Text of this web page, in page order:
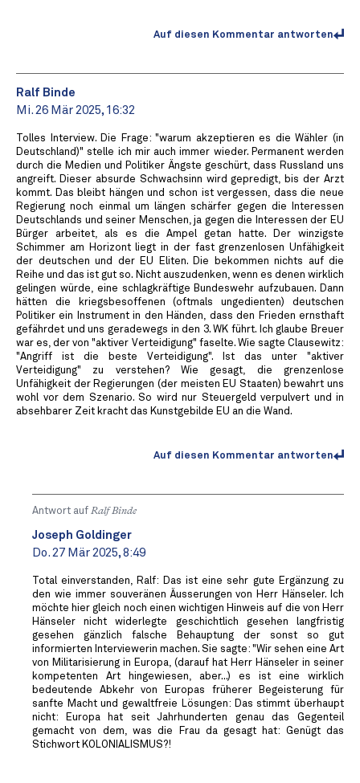
Auf diesen Kommentar antworten
Ralf Binde
Mi. 26 Mär 2025, 16:32
Tolles Interview. Die Frage: "warum akzeptieren es die Wähler (in
Deutschland)" stelle ich mir auch immer wieder. Permanent werden
durch die Medien und Politiker Ängste geschürt, dass Russland uns
angreift. Dieser absurde Schwachsinn wird gepredigt, bis der Arzt
kommt. Das bleibt hängen und schon ist vergessen, dass die neue
Regierung noch einmal um längen schärfer gegen die Interessen
Deutschlands und seiner Menschen, ja gegen die Interessen der EU
Bürger arbeitet, als es die Ampel getan hatte. Der winzigste
Schimmer am Horizont liegt in der fast grenzenlosen Unfähigkeit
der deutschen und der EU Eliten. Die bekommen nichts auf die
Reihe und das ist gut so. Nicht auszudenken, wenn es denen wirklich
gelingen würde, eine schlagkräftige Bundeswehr aufzubauen. Dann
hätten die kriegsbesoffenen (oftmals ungedienten) deutschen
Politiker ein Instrument in den Händen, dass den Frieden ernsthaft
gefährdet und uns geradewegs in den 3. WK führt. Ich glaube Breuer
war es, der von "aktiver Verteidigung" faselte. Wie sagte Clausewitz:
"Angriff ist die beste Verteidigung". Ist das unter "aktiver
Verteidigung" zu verstehen? Wie gesagt, die grenzenlose
Unfähigkeit der Regierungen (der meisten EU Staaten) bewahrt uns
wohl vor dem Szenario. So wird nur Steuergeld verpulvert und in
absehbarer Zeit kracht das Kunstgebilde EU an die Wand.
Auf diesen Kommentar antworten
Antwort auf Ralf Binde
Joseph Goldinger
Do. 27 Mär 2025, 8:49
Total einverstanden, Ralf: Das ist eine sehr gute Ergänzung zu
den wie immer souveränen Äusserungen von Herr Hänseler. Ich
möchte hier gleich noch einen wichtigen Hinweis auf die von Herr
Hänseler nicht widerlegte geschichtlich gesehen langfristig
gesehen gänzlich falsche Behauptung der sonst so gut
informierten Interviewerin machen. Sie sagte: "Wir sehen eine Art
von Militarisierung in Europa, (darauf hat Herr Hänseler in seiner
kompetenten Art hingewiesen, aber...) es ist eine wirklich
bedeutende Abkehr von Europas früherer Begeisterung für
sanfte Macht und gewaltfreie Lösungen: Das stimmt überhaupt
nicht: Europa hat seit Jahrhunderten genau das Gegenteil
gemacht von dem, was die Frau da gesagt hat: Genügt das
Stichwort KOLONIALISMUS?!